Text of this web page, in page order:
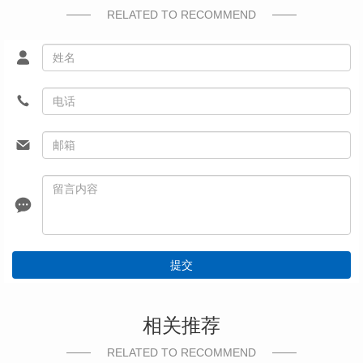
RELATED TO RECOMMEND
提交
相关推荐
RELATED TO RECOMMEND